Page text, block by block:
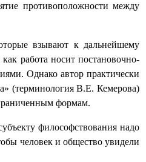
противоположности между
взывают к дальнейшему
работа носит постановочно-
Однако автор практически
(терминология В.Е. Кемерова)
формам.
философствования надо
человек и общество увидели